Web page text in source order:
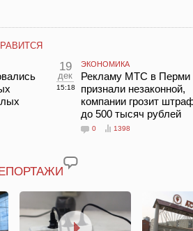
19
дек
15:18
ЭКОНОМИКА
Рекламу МТС в Перми
признали незаконной,
компании грозит
до 500 тысяч рублей
0 1398